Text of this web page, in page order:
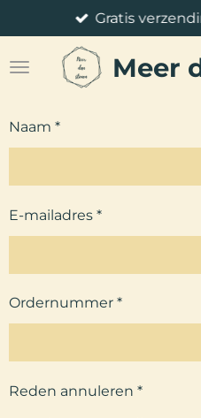
direct
naar
Meer
Gratis
Naam *
E-mailadres *
Ordernummer *
Reden annuleren *